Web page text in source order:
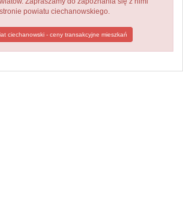
powiatu ciechanowskiego.
ciechanowski - ceny transakcyjne mieszkań